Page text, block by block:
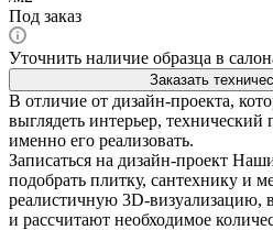
Под заказ
Уточнить наличие образца в
Заказать
В отличие от дизайн-проекта,
выглядеть интерьер, технический
именно его реализовать.
Записаться на дизайн-проект
подобрать плитку, сантехнику и
реалистичную 3D-визуализацию,
и рассчитают необходимое